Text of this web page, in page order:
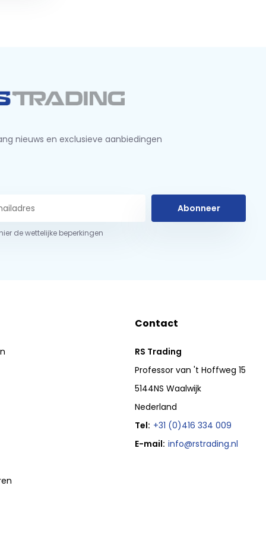
nieuws en exclusieve aanbiedingen
Abonneer
de wettelijke beperkingen
Contact
RS Trading
Professor van 't Hoffweg 15
5144NS Waalwijk
Nederland
Tel: +31 (0)416 334 009
E-mail: info@rstrading.nl